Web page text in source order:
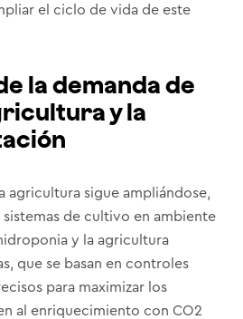
el ciclo de vida de este
la demanda de
y la
agricultura sigue ampliándose,
de cultivo en ambiente
y la agricultura
que se basan en controles
para maximizar los
al enriquecimiento con CO2